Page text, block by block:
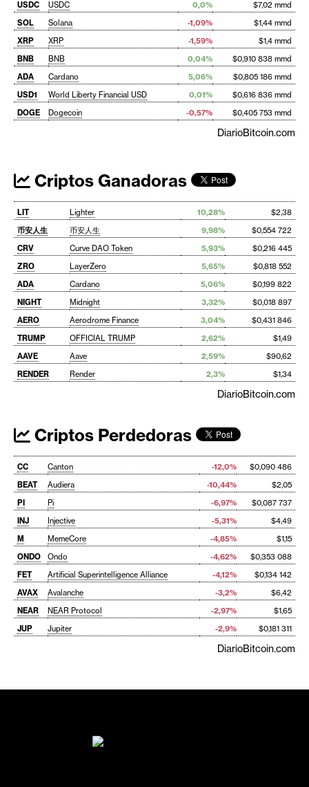
USDC USDC 0,0%
$7,02 mmd
SOL
Solana -1,09%
$1,44 mmd
XRP
XRP -1,59%
$1,4 mmd
BNB
BNB 0,04%
$0,910 838 mmd
ADA
Cardano 5,06%
$0,805 186 mmd
USD1
World Liberty Financial USD 0,01%
$0,616 836 mmd
DOGE
Dogecoin -0,57% $0,405 753 mmd
DiarioBitcoin.com
Criptos Ganadoras
LIT Lighter 10,28%
$2,38
币安人生
币安人生 9,98%
$0,554 722
CRV
Curve DAO Token 5,93%
$0,216 445
ZRO
LayerZero 5,65%
$0,818 552
ADA
Cardano 5,06%
$0,199 822
NIGHT
Midnight 3,32%
$0,018 897
AERO
Aerodrome Finance 3,04%
$0,431 846
TRUMP
OFFICIAL TRUMP 2,62%
$1,49
AAVE
Aave 2,59%
$90,62
RENDER
Render 2,3% $1,34
DiarioBitcoin.com
Criptos Perdedoras
CC Canton -12,0%
$0,090 486
BEAT
Audiera -10,44%
$2,05
PI
Pi -6,97%
$0,087 737
INJ
Injective -5,31%
$4,49
M
MemeCore -4,85%
$1,15
ONDO
Ondo -4,62%
$0,353 088
FET
Artificial Superintelligence Alliance -4,12%
$0,134 142
AVAX
Avalanche -3,2%
$6,42
NEAR
NEAR Protocol -2,97%
$1,65
JUP
Jupiter -2,9% $0,181 311
DiarioBitcoin.com